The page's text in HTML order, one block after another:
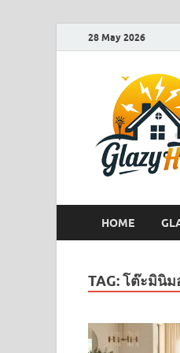
28 May 2026
HOME
TAG:โต๊ะมินิม